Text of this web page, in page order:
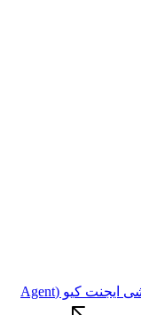
گوشی ایجنت کیو (Agent